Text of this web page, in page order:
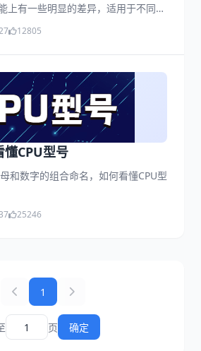
上有一些明显的差异，适用于不同的
究竟该选择i5还是i7更合适？本文将
的选择。
12805
懂CPU型号
和数字的组合命名，如何看懂CPU型
25246
1
页 确定